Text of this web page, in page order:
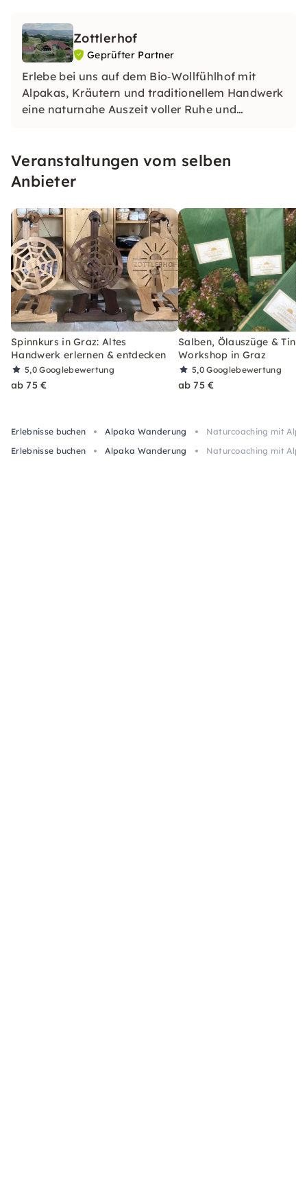
Zottlerhof
Geprüfter Partner
Erlebe bei uns auf dem Bio‑Wollfühlhof mit
Alpakas, Kräutern und traditionellem Handwerk
eine naturnahe Auszeit voller Ruhe und
handgemachte Werte zu entdecken.
Veranstaltungen vom selben
Anbieter
Spinnkurs in Graz: Altes
Handwerk erlernen & entdecken
5,0Googlebewertung
ab 75 €
Salben, Ölauszüge &
Workshop in Graz
5,0Googlebewertung
ab 75 €
Erlebnisse buchen Alpaka Wanderung
Naturcoaching mit
Erlebnisse buchen
Alpaka Wanderung Naturcoaching mit